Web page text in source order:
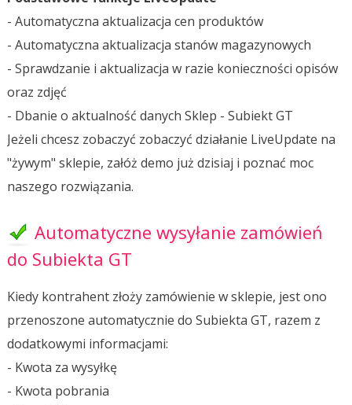
- Automatyczna aktualizacja cen produktów
- Automatyczna aktualizacja stanów magazynowych
- Sprawdzanie i aktualizacja w razie konieczności opisów
oraz zdjęć
- Dbanie o aktualność danych Sklep - Subiekt GT
Jeżeli chcesz zobaczyć zobaczyć działanie LiveUpdate na
"żywym" sklepie, załóż demo już dzisiaj i poznać moc
naszego rozwiązania.
Automatyczne wysyłanie zamówień
do Subiekta GT
Kiedy kontrahent złoży zamówienie w sklepie, jest ono
przenoszone automatycznie do Subiekta GT, razem z
dodatkowymi informacjami:
- Kwota za wysyłkę
- Kwota pobrania